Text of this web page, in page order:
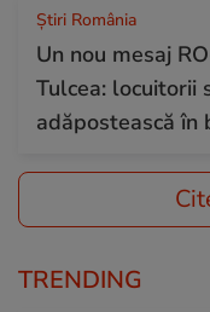
Știri România
Un nou mesaj
Tulcea: locuitorii
adăpostească în
TRENDING